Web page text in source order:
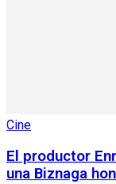
Cine
El productor
una Biznaga